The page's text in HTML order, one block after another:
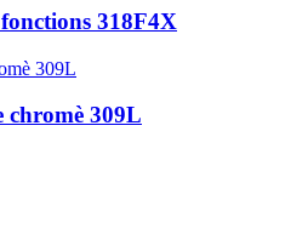
318F4X
chromè 309L